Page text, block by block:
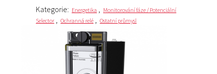
Kategorie: Energetika , Monitorování fáze / Potenciální
Selector , Ochranná relé , Ostatní průmysl